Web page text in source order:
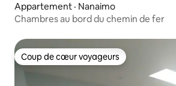
Appartement · Nanaimo
Chambres au bord du chemin de fer
Coup de cœur voyageurs
Coup de cœur voyageurs